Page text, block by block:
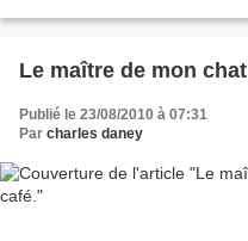
Le maître de mon
Publié le 23/08/2010 à 07:31
Par charles daney